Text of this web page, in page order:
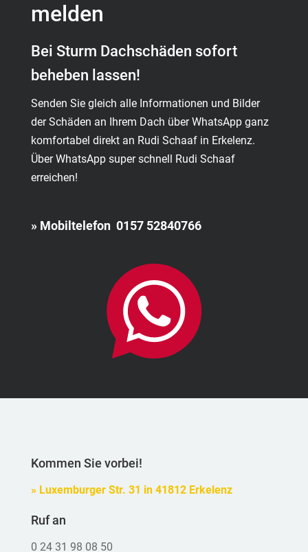
melden
Bei Sturm Dachschäden sofort
beheben lassen!
Senden Sie gleich alle Informationen und Bilder
der Schäden an Ihrem Dach über WhatsApp ganz
komfortabel direkt an Rudi Schaaf in Erkelenz.
Über WhatsApp super schnell Rudi Schaaf
erreichen!
» Mobiltelefon 0157 52840766
Kommen Sie vorbei!
» Luxemburger Str. 31 in 41812 Erkelenz
Ruf an
0 24 31 98 08 50